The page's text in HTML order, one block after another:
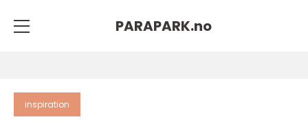
PARAPARK.no
inspiration